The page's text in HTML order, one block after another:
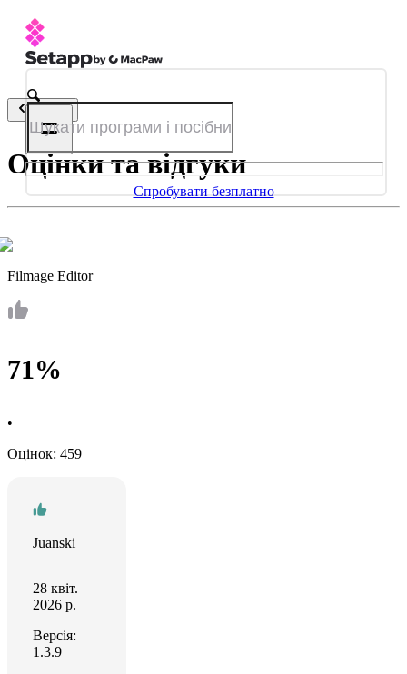
Спробувати безплатно
Назад
Оцінки та відгуки
Filmage Editor
71%
•
Оцінок: 459
Juanski
28 квіт.
2026 р.
Версія:
1.3.9